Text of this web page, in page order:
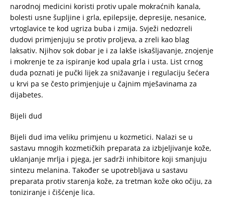
narodnoj medicini koristi protiv upale mokraćnih kanala,
bolesti usne šupljine i grla, epilepsije, depresije, nesanice,
vrtoglavice te kod ugriza buba i zmija. Svježi nedozreli
dudovi primjenjuju se protiv proljeva, a zreli kao blag
laksativ. Njihov sok dobar je i za lakše iskašljavanje, znojenje
i mokrenje te za ispiranje kod upala grla i usta. List crnog
duda poznati je pučki lijek za snižavanje i regulaciju šećera
u krvi pa se često primjenjuje u čajnim mješavinama za
dijabetes.
Bijeli dud
Bijeli dud ima veliku primjenu u kozmetici. Nalazi se u
sastavu mnogih kozmetičkih preparata za izbjeljivanje kože,
uklanjanje mrlja i pjega, jer sadrži inhibitore koji smanjuju
sintezu melanina. Također se upotrebljava u sastavu
preparata protiv starenja kože, za tretman kože oko očiju, za
toniziranje i čišćenje lica.